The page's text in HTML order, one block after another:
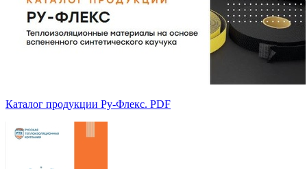
Каталог продукции Ру-Флекс. PDF